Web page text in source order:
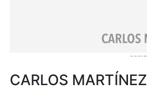
CARLOS MARTÍNEZ